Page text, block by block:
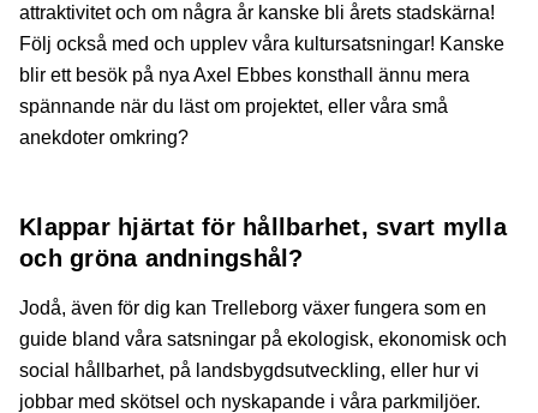
attraktivitet och om några år kanske bli årets stadskärna!
Följ också med och upplev våra kultursatsningar! Kanske
blir ett besök på nya Axel Ebbes konsthall ännu mera
spännande när du läst om projektet, eller våra små
anekdoter omkring?
Klappar hjärtat för hållbarhet, svart mylla
och gröna andningshål?
Jodå, även för dig kan Trelleborg växer fungera som en
guide bland våra satsningar på ekologisk, ekonomisk och
social hållbarhet, på landsbygdsutveckling, eller hur vi
jobbar med skötsel och nyskapande i våra parkmiljöer.